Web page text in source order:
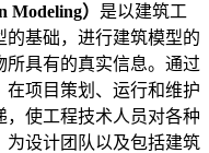
） 是以建筑工
基础，进行建筑模型的
所具有的真实信息。通过
项目策划、运行和维护
，使工程技术人员对各种
为设计团队以及包括建筑